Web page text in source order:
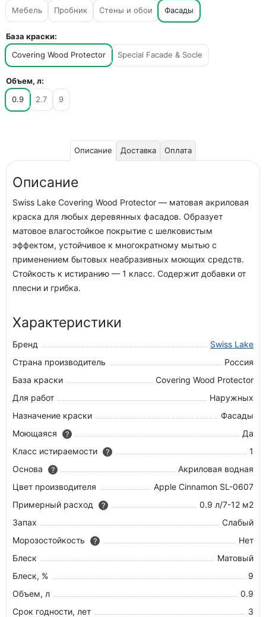
Мебель
Пробник Стены и обои Фасады
База краски:
Covering Wood Protector
Special Facade & Socle
Объем, л:
0.9
2.7 9
Описание Доставка Оплата
Описание
Swiss Lake Covering Wood Protector — матовая акриловая
краска для любых деревянных фасадов. Образует
матовое влагостойкое покрытие с шелковистым
эффектом, устойчивое к многократному мытью с
применением бытовых неабразивных моющих средств.
Стойкость к истиранию — 1 класс. Содержит добавки от
плесни и грибка.
Характеристики
Бренд
Swiss Lake
Страна производитель
Россия
База краски
Covering Wood Protector
Для работ
Наружных
Назначение краски
Фасады
Моющаяся
?
Да
Класс истираемости
?
1
Основа
?
Акриловая водная
Цвет производителя
Apple Cinnamon SL-0607
Примерный расход
?
0.9 л/7-12 м2
Запах
Слабый
Морозостойкость
?
Нет
Блеск
Матовый
Блеск, %
9
Объем, л
0.9
Срок годности, лет
3